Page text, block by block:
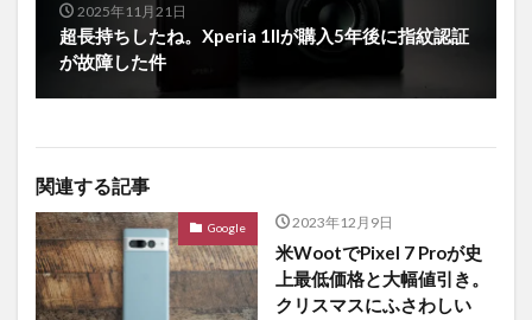
2025年11月21日
超長持ちしたね。Xperia 1IIが購入5年後に指紋認証
が故障した件
関連する記事
Google 2023年12月9日
米WootでPixel 7 Proが史
上最低価格と大幅値引き。
クリスマスにふさわしい